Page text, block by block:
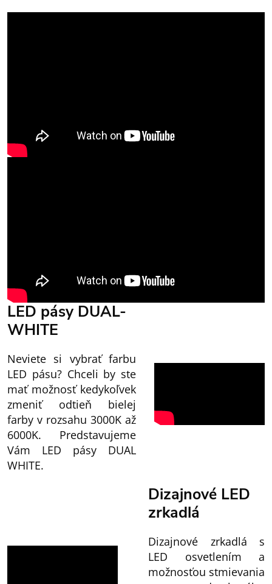
LED pásy DUAL-
WHITE
Neviete si vybrať farbu
LED pásu? Chceli by ste
mať možnosť kedykoľvek
zmeniť odtieň bielej
farby v rozsahu 3000K až
6000K. Predstavujeme
Vám LED pásy DUAL
WHITE.
Dizajnové LED
zrkadlá
Dizajnové zrkadlá s
LED osvetlením a
možnosťou stmievania